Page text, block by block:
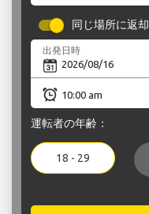
同じ場所に返却
出発日時
運転者の年齢：
18 - 29